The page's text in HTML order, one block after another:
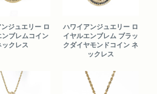
ジュエリー ロ
ンブレムコイン
ックレス
ハワイアンジュエリー ロ
イヤルエンブレム ブラッ
クダイヤモンドコイン ネ
ックレス